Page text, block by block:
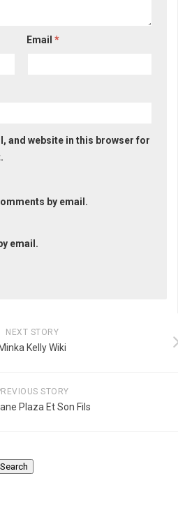
Email*
and website in this browser for
by email.
email.
NEXT STORY
Minka Kelly Wiki
STORY
Plaza Et Son Fils
Search